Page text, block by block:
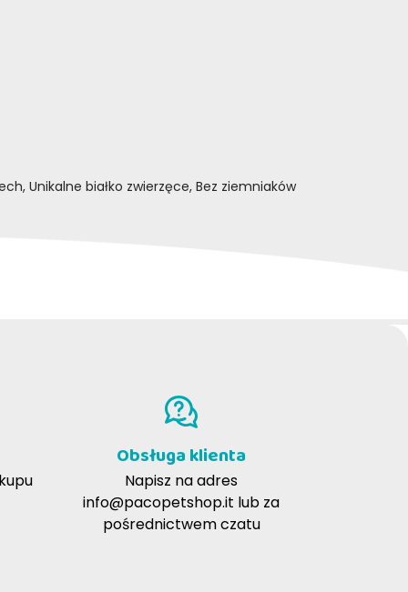
Unikalne białko zwierzęce, Bez ziemniaków
Obsługa klienta
Napisz na adres
info@pacopetshop.it lub za
pośrednictwem czatu